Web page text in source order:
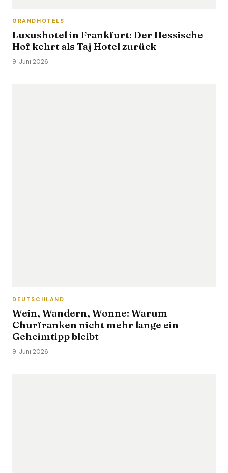
GRANDHOTELS
Luxushotel in Frankfurt: Der Hessische
Hof kehrt als Taj Hotel zurück
9. Juni 2026
DEUTSCHLAND
Wein, Wandern, Wonne: Warum
Churfranken nicht mehr lange ein
Geheimtipp bleibt
9. Juni 2026